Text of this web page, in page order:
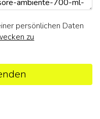
persönlichen Daten
zu